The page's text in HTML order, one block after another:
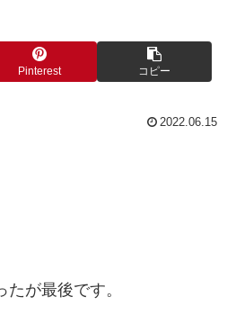
Pinterest コピー
2022.06.15
が最後です。